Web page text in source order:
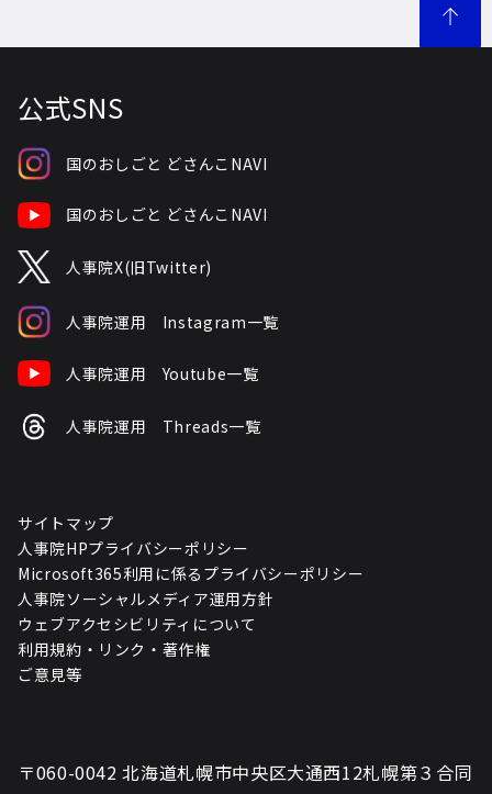
公式SNS
国のおしごと どさんこNAVI
国のおしごと どさんこNAVI
人事院X(旧Twitter)
人事院運用 Instagram一覧
人事院運用 Youtube一覧
人事院運用 Threads一覧
サイトマップ
人事院HPプライバシーポリシー
Microsoft365利用に係るプライバシーポリシー
人事院ソーシャルメディア運用方針
ウェブアクセシビリティについて
利用規約・リンク・著作権
ご意見等
〒060-0042 北海道札幌市中央区大通西12札幌第３合同